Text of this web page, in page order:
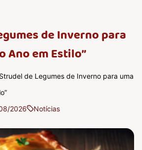
de Inverno para
Ano em Estilo”
de Legumes de Inverno para uma
2026 Notícias